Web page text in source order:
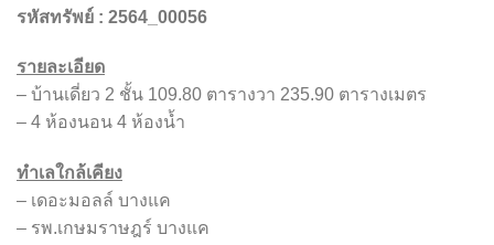
รหัสทรัพย์ : 2564_00056
รายละเอียด
– บ้านเดี่ยว 2 ชั้น 109.80 ตารางวา 235.90 ตารางเมตร
– 4 ห้องนอน 4 ห้องน้ำ
ทำเลใกล้เคียง
– เดอะมอลล์ บางแค
– รพ.เกษมราษฎร์ บางแค